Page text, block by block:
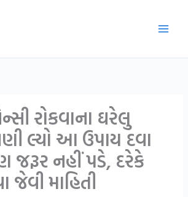
રોકવાના ઘરેલુ
લ્યો આ ઉપાય દવા
જરૂર નહીં પડે, દરેકે
જેવી માહિતી